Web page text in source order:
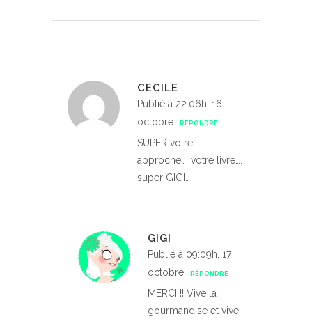
CECILE
Publié à 22:06h, 16
octobre
RÉPONDRE
SUPER votre
approche…. votre livre….
super GIGI…
GIGI
Publié à 09:09h, 17
octobre
RÉPONDRE
MERCI !! Vive la
gourmandise et vive